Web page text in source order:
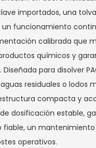
importados, una
funcionamiento
calibrada que
químicos y
para disolver
residuales o lodos
compacta y
dosificación estable,
un mantenimiento
operativos.